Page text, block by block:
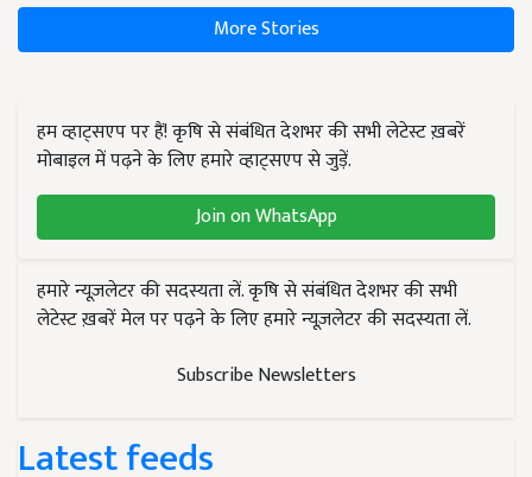
More Stories
हम व्हाट्सएप पर हैं! कृषि से संबंधित देशभर की सभी लेटेस्ट ख़बरें
मोबाइल में पढ़ने के लिए हमारे व्हाट्सएप से जुड़ें.
Join on WhatsApp
हमारे न्यूज़लेटर की सदस्यता लें. कृषि से संबंधित देशभर की सभी
लेटेस्ट ख़बरें मेल पर पढ़ने के लिए हमारे न्यूज़लेटर की सदस्यता लें.
Subscribe Newsletters
Latest feeds